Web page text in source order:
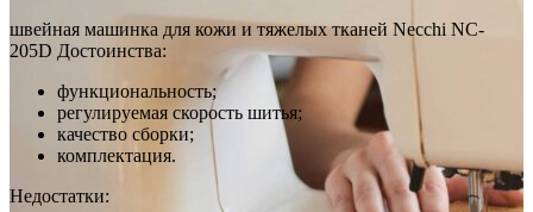
швейная машинка для кожи и тяжелых тканей Necchi NC-
205D Достоинства:
функциональность;
регулируемая скорость шитья;
качество сборки;
комплектация.
Недостатки: